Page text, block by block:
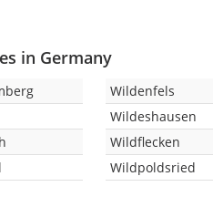
in Germany
Wildenfels
Wildeshausen
Wildflecken
Wildpoldsried